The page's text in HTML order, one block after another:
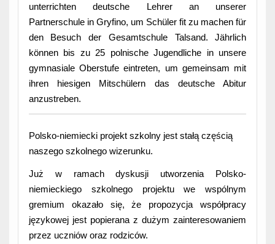
unterrichten deutsche Lehrer an unserer
Partnerschule in Gryfino, um Schüler fit zu machen für
den Besuch der Gesamtschule Talsand. Jährlich
können bis zu 25 polnische Jugendliche in unsere
gymnasiale Oberstufe eintreten, um gemeinsam mit
ihren hiesigen Mitschülern das deutsche Abitur
anzustreben.
Polsko-niemiecki projekt szkolny jest stałą częścią
naszego szkolnego wizerunku.
Już w ramach dyskusji utworzenia Polsko-
niemieckiego szkolnego projektu we wspólnym
gremium okazało się, że propozycja współpracy
językowej jest popierana z dużym zainteresowaniem
przez uczniów oraz rodziców.